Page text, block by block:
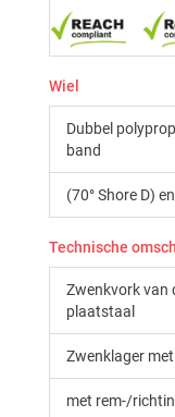
Wiel
Dubbel
band
(70° Shore D)
Technische
Zwenkvork van
plaatstaal
Zwenklager
met rem-/